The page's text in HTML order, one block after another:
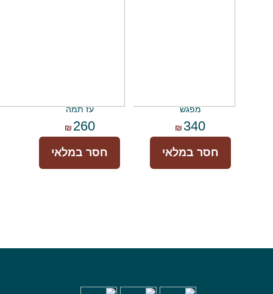
מפגש
₪ 340
חסר במלאי
עז תמה
₪ 260
חסר במלאי